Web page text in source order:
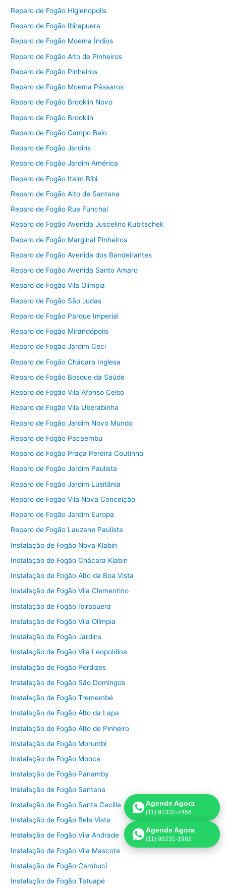
Reparo de Fogão Higienópolis
Reparo de Fogão Ibirapuera
Reparo de Fogão Moema Índios
Reparo de Fogão Alto de Pinheiros
Reparo de Fogão Pinheiros
Reparo de Fogão Moema Pássaros
Reparo de Fogão Brooklin Novo
Reparo de Fogão Brooklin
Reparo de Fogão Campo Belo
Reparo de Fogão Jardins
Reparo de Fogão Jardim América
Reparo de Fogão Itaim Bibi
Reparo de Fogão Alto de Santana
Reparo de Fogão Rua Funchal
Reparo de Fogão Avenida Juscelino Kubitschek
Reparo de Fogão Marginal Pinheiros
Reparo de Fogão Avenida dos Bandeirantes
Reparo de Fogão Avenida Santo Amaro
Reparo de Fogão Vila Olímpia
Reparo de Fogão São Judas
Reparo de Fogão Parque Imperial
Reparo de Fogão Mirandópolis
Reparo de Fogão Jardim Ceci
Reparo de Fogão Chácara Inglesa
Reparo de Fogão Bosque da Saúde
Reparo de Fogão Vila Afonso Celso
Reparo de Fogão Vila Uberabinha
Reparo de Fogão Jardim Novo Mundo
Reparo de Fogão Pacaembu
Reparo de Fogão Praça Pereira Coutinho
Reparo de Fogão Jardim Paulista
Reparo de Fogão Jardim Lusitânia
Reparo de Fogão Vila Nova Conceição
Reparo de Fogão Jardim Europa
Reparo de Fogão Lauzane Paulista
Instalação de Fogão Nova Klabin
Instalação de Fogão Chácara Klabin
Instalação de Fogão Alto da Boa Vista
Instalação de Fogão Vila Clementino
Instalação de Fogão Ibirapuera
Instalação de Fogão Vila Olímpia
Instalação de Fogão Jardins
Instalação de Fogão Vila Leopoldina
Instalação de Fogão Perdizes
Instalação de Fogão São Domingos
Instalação de Fogão Tremembé
Instalação de Fogão Alto da Lapa
Instalação de Fogão Alto de Pinheiro
Instalação de Fogão Morumbi
Instalação de Fogão Mooca
Instalação de Fogão Panamby
Instalação de Fogão Santana
Instalação de Fogão Santa Cecília
Instalação de Fogão Bela Vista
Instalação de Fogão Vila Andrade
Instalação de Fogão Vila Mascote
Instalação de Fogão Cambuci
Instalação de Fogão Tatuapé
Agende Agora
(11) 91332-7456
Agende Agora
(11) 96231-1982